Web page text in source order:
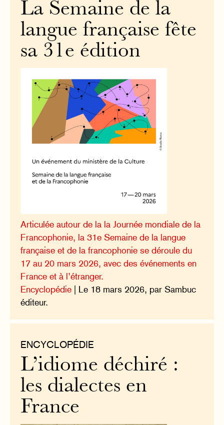
La Semaine de la
langue française fête
sa 31e édition
Articulée autour de la la Journée mondiale de la
Francophonie, la 31e Semaine de la langue
française et de la francophonie se déroule du
17 au 20 mars 2026, avec des événements en
France et à l’étranger.
Encyclopédie | Le 18 mars 2026, par Sambuc
éditeur.
ENCYCLOPÉDIE
L’idiome déchiré :
les dialectes en
France